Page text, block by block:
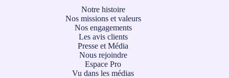
Notre histoire
Nos missions et valeurs
Nos engagements
Les avis clients
Presse et Média
Nous rejoindre
Espace Pro
Vu dans les médias